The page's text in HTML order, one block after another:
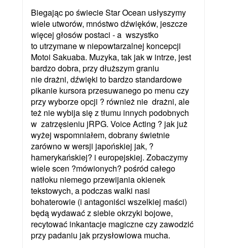
Biegając po świecie Star Ocean usłyszymy
wiele utworów, mnóstwo dźwięków, jeszcze
więcej głosów postaci - a wszystko
to utrzymane w niepowtarzalnej koncepcji
Motoi Sakuaba. Muzyka, tak jak w intrze, jest
bardzo dobra, przy dłuższym graniu
nie drażni, dźwięki to bardzo standardowe
pikanie kursora przesuwanego po menu czy
przy wyborze opcji ? również nie drażni, ale
też nie wybija się z tłumu innych podobnych
w zatrzęsieniu jRPG. Voice Acting ? jak już
wyżej wspomniałem, dobrany świetnie
zarówno w wersji japońskiej jak, ?
hamerykańskiej? i europejskiej. Zobaczymy
wiele scen ?mówionych? pośród całego
natłoku niemego przewijania okienek
tekstowych, a podczas walki nasi
bohaterowie (i antagoniści wszelkiej maści)
będą wydawać z siebie okrzyki bojowe,
recytować inkantacje magiczne czy zawodzić
przy padaniu jak przysłowiowa mucha.